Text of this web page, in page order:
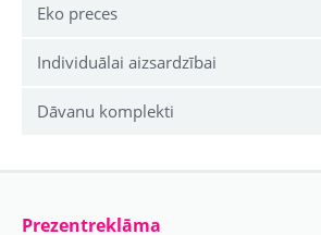
Eko preces
Individuālai aizsardzībai
Dāvanu komplekti
Prezentreklāma